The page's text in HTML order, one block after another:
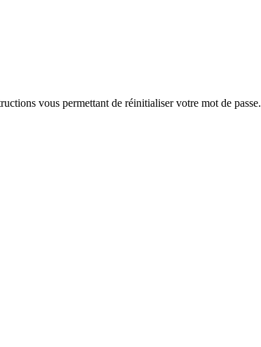
vous permettant de réinitialiser votre mot de passe.